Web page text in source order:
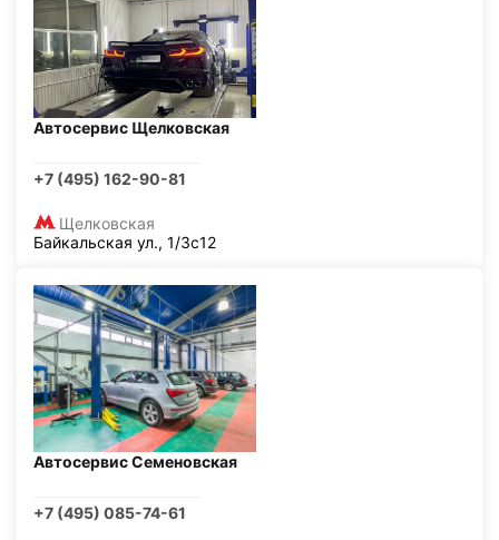
Автосервис Щелковская
+7 (495) 162-90-81
Щелковская
Байкальская ул., 1/3с12
Автосервис Семеновская
+7 (495) 085-74-61